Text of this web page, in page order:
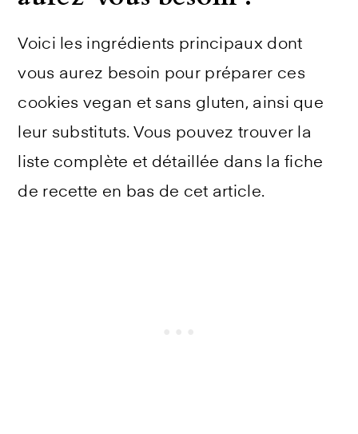
Voici les ingrédients principaux dont
vous aurez besoin pour préparer ces
cookies vegan et sans gluten, ainsi que
leur substituts. Vous pouvez trouver la
liste complète et détaillée dans la fiche
de recette en bas de cet article.